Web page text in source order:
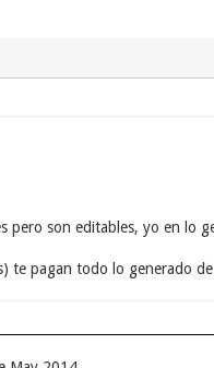
son editables, yo en lo
te pagan todo lo generado